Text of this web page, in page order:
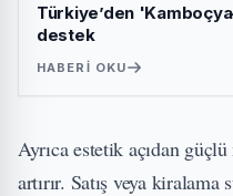
Türkiye’den
destek
HABERI OKU
Ayrıca estetik açıdan
artırır. Satış veya